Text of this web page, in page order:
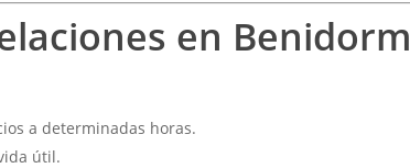
en Benidorm
a determinadas horas.
útil.